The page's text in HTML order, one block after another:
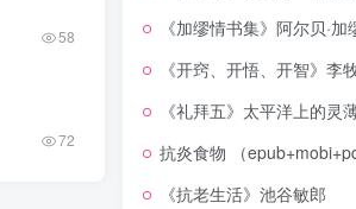
58
72
《加缪情书集》阿尔贝·加
《开窍、开悟、开智》李
《礼拜五》太平洋上的灵
抗炎食物 （
《抗老生活》池谷敏郎